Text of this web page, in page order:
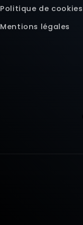
Politique de cookies
Mentions légales